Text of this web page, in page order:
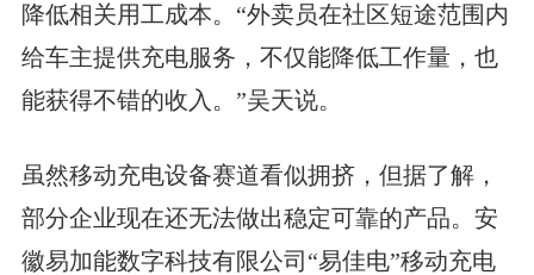
降低相关用工成本。“外卖员在社区短途范围内
给车主提供充电服务，不仅能降低工作量，也
能获得不错的收入。”吴天说。
虽然移动充电设备赛道看似拥挤，但据了解，
部分企业现在还无法做出稳定可靠的产品。安
徽易加能数字科技有限公司“易佳电”移动充电